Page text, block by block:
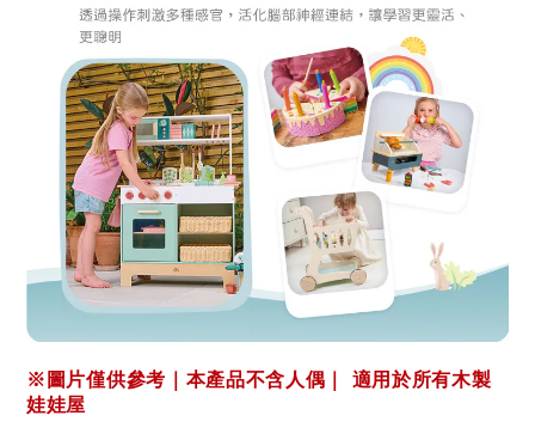
※圖片僅供參考｜本產品不含人偶｜ 適用於所有木製
娃娃屋